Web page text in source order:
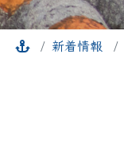
新着情報